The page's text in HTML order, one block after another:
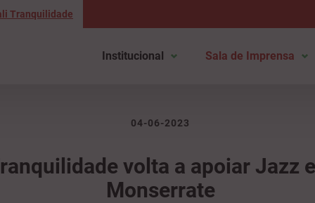
Tranquilidade
Institucional Sala de Imprensa
04-06-2023
volta a apoiar Jazz
Monserrate